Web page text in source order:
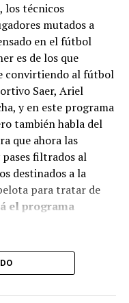
los técnicos
mutados a
en el fútbol
es de los que
convirtiendo al fútbol
Saer, Ariel
y en este programa
también habla del
que ahora las
filtrados al
destinados a la
para tratar de
el programa
1/Bloque 2